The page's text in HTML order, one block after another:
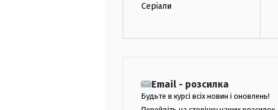
Серіали
Email - розсилка
Будьте в курсі всіх новин і оновлень!